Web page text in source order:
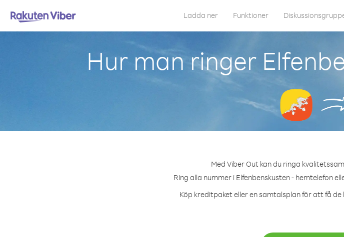
Ladda ner Funktioner
Hur man ringer
Med Viber Out kan du ringa
Ring alla nummer i Elfenbenskusten - hemtelefon
Köp kreditpaket eller en samtalsplan för att få